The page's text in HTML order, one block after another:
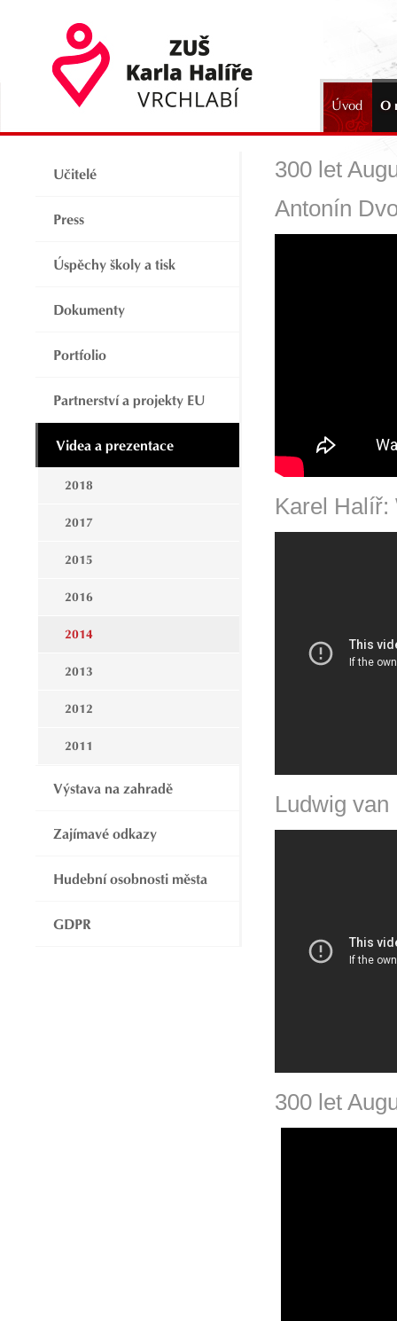
Úvod O
2024
Učitelé
Press
Úspěchy školy a tisk
Dokumenty
Portfolio
Partnerství a projekty EU
Videa a prezentace
2018
2017
2015
2016
2014
2013
2012
2011
Výstava na zahradě
Zajímavé odkazy
Hudební osobnosti města
GDPR
300 let
Antonín
Karel Halíř:
Ludwig
300 let